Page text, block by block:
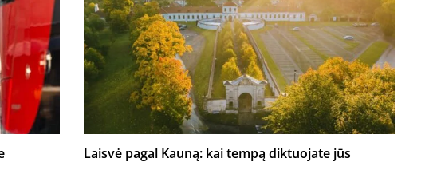
Laisvė pagal Kauną: kai tempą diktuojate jūs